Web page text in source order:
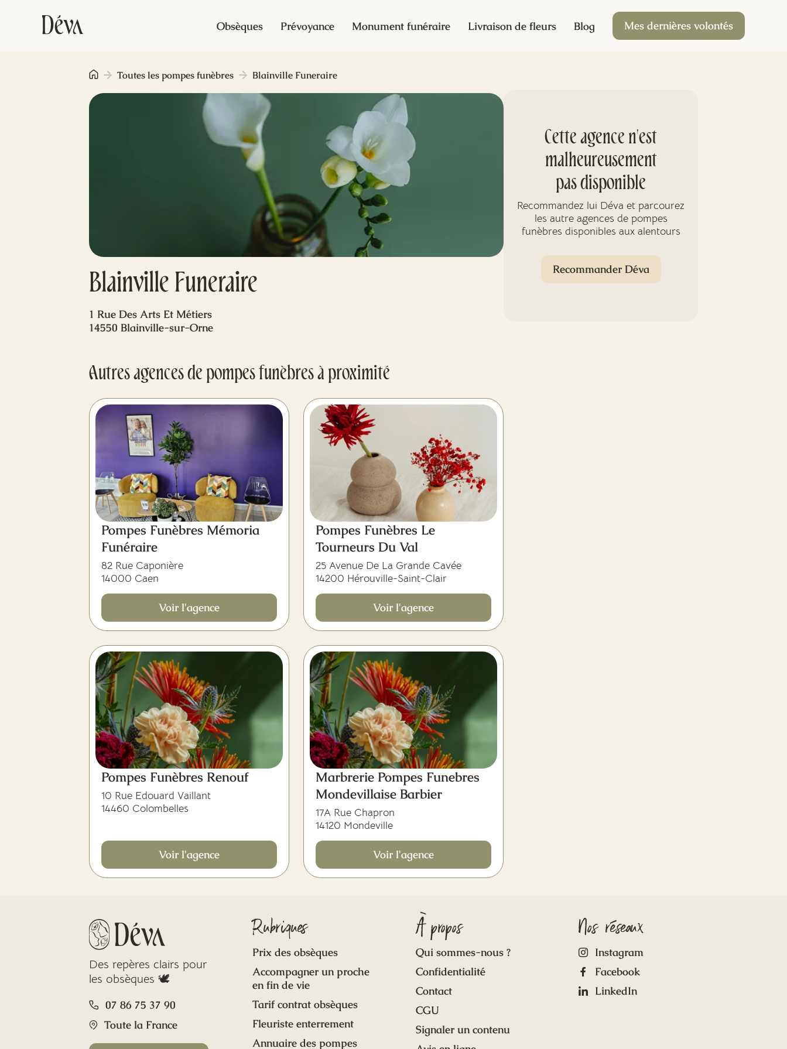
Obsèques Prévoyance Monument funéraire Livraison de fleurs Blog Mes dernières volontés
Blainville Funeraire
Toutes les pompes funèbres Blainville Funeraire
1 Rue Des Arts Et Métiers
14550 Blainville-sur-Orne
Autres agences de pompes funèbres à proximité
Pompes Funèbres Mémoria
Funéraire
82 Rue Caponière
14000 Caen
Voir l'agence
Pompes Funèbres Le
Tourneurs Du Val
25 Avenue De La Grande Cavée
14200 Hérouville-Saint-Clair
Voir l'agence
Pompes Funèbres Renouf
10 Rue Edouard Vaillant
14460 Colombelles
Voir l'agence
Marbrerie Pompes Funebres
Mondevillaise Barbier
17A Rue Chapron
14120 Mondeville
Voir l'agence
Cette agence n'est
malheureusement
pas disponible
Recommandez lui Déva et parcourez
les autre agences de pompes
funèbres disponibles aux alentours
Recommander Déva
Des repères clairs pour
les obsèques 🕊️
07 86 75 37 90
Toute la France
Rubriques
Prix des obsèques
Accompagner un proche
en fin de vie
Tarif contrat obsèques
Fleuriste enterrement
Annuaire des pompes
À propos
Qui sommes-nous ?
Confidentialité
Contact
CGU
Signaler un contenu
Nos réseaux
Instagram
Facebook
LinkedIn